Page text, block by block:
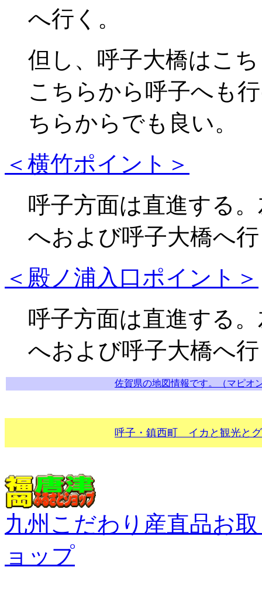
へ行く。
但し、呼子大橋はこ
こちらから呼子へも
ちらからでも良い。
＜横竹ポイント＞
呼子方面は直進する
へおよび呼子大橋へ
＜殿ノ浦入口ポイント＞
呼子方面は直進する
へおよび呼子大橋へ
佐賀県の地図情報です。（マピオ
呼子・鎮西町 イカと観光と
九州こだわり産直品お
ョップ